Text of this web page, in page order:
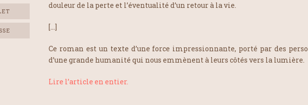
douleur de la perte et l’éventualité d’un retour à la vie.
[…]
Ce roman est un texte d’une force impressionnante, porté par des
d’une grande humanité qui nous emmènent à leurs côtés vers la lumière.
Lire l’article en entier.